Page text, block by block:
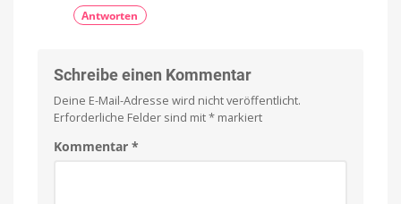
Antworten
Schreibe einen Kommentar
Deine E-Mail-Adresse wird nicht veröffentlicht.
Erforderliche Felder sind mit* markiert
Kommentar *